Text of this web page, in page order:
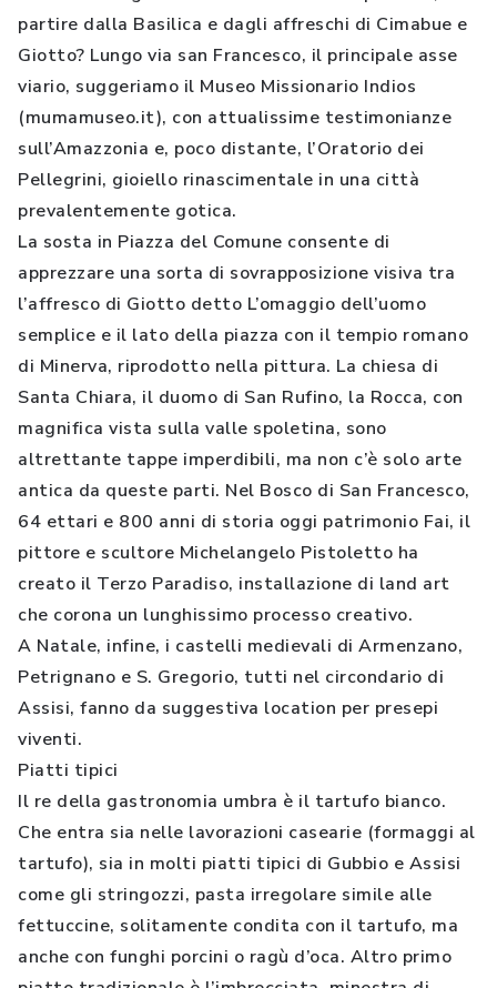
partire dalla Basilica e dagli affreschi di Cimabue e
Giotto? Lungo via san Francesco, il principale asse
viario, suggeriamo il Museo Missionario Indios
(mumamuseo.it), con attualissime testimonianze
sull’Amazzonia e, poco distante, l’Oratorio dei
Pellegrini, gioiello rinascimentale in una città
prevalentemente gotica.
La sosta in Piazza del Comune consente di
apprezzare una sorta di sovrapposizione visiva tra
l’affresco di Giotto detto L’omaggio dell’uomo
semplice e il lato della piazza con il tempio romano
di Minerva, riprodotto nella pittura. La chiesa di
Santa Chiara, il duomo di San Rufino, la Rocca, con
magnifica vista sulla valle spoletina, sono
altrettante tappe imperdibili, ma non c’è solo arte
antica da queste parti. Nel Bosco di San Francesco,
64 ettari e 800 anni di storia oggi patrimonio Fai, il
pittore e scultore Michelangelo Pistoletto ha
creato il Terzo Paradiso, installazione di land art
che corona un lunghissimo processo creativo.
A Natale, infine, i castelli medievali di Armenzano,
Petrignano e S. Gregorio, tutti nel circondario di
Assisi, fanno da suggestiva location per presepi
viventi.
Piatti tipici
Il re della gastronomia umbra è il tartufo bianco.
Che entra sia nelle lavorazioni casearie (formaggi al
tartufo), sia in molti piatti tipici di Gubbio e Assisi
come gli stringozzi, pasta irregolare simile alle
fettuccine, solitamente condita con il tartufo, ma
anche con funghi porcini o ragù d’oca. Altro primo